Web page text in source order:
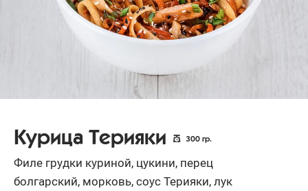
Курица Терияки 300 гр.
Филе грудки куриной, цукини, перец
болгарский, морковь, соус Терияки, лук